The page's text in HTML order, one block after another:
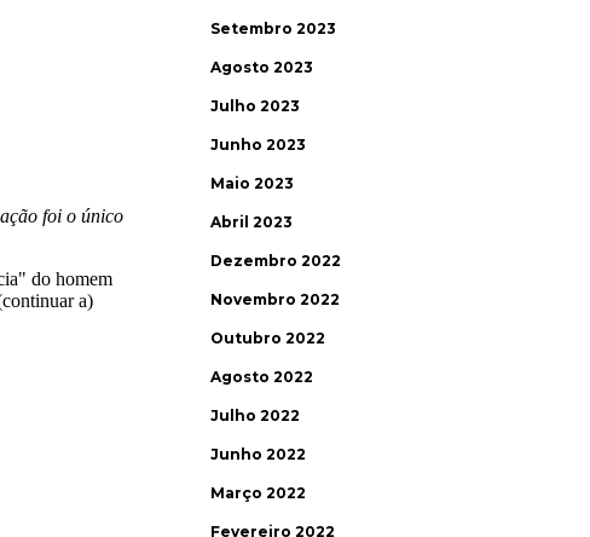
Setembro 2023
Agosto 2023
Julho 2023
Junho 2023
Maio 2023
Abril 2023
Dezembro 2022
Novembro 2022
Outubro 2022
Agosto 2022
Julho 2022
Junho 2022
Março 2022
Fevereiro 2022